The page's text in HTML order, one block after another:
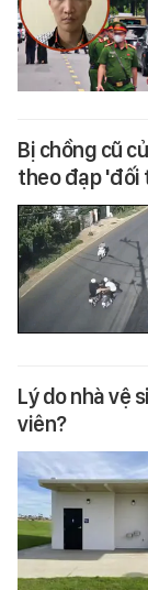
Bị chồng cũ
theo đạp 'đối
Lý do nhà vệ
viên?